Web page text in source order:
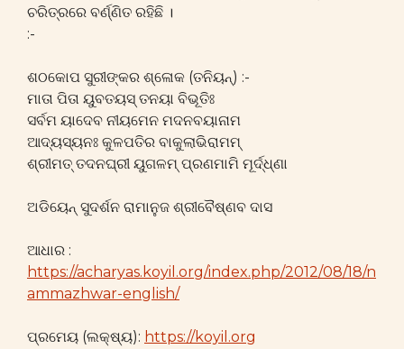
ଚରିତ୍ରରେ ବର୍ଣ୍ଣିତ ରହିଛି ।
:-
ଶଠକୋପ ସୁରୀଙ୍କର ଶ୍ଳୋକ (ତନିୟନ୍) :-
ମାତା ପିତା ୟୁବତୟସ୍ ତନୟା ବିଭୂତିଃ
ସର୍ବମ ୟାଦେବ ନୀୟମେନ ମଦନବୟାନାମ
ଆଦ୍ୟସ୍ୟନଃ କୁଳପତିର ବାକୁଲାଭିରାମମ୍
ଶ୍ରୀମତ୍ ତଦନଘ୍ରୀ ୟୁଗଳମ୍ ପ୍ରଣମାମି ମୂର୍ଦ୍ଧ୍ଣା
ଅଡିୟେନ୍ ସୁଦର୍ଶନ ରାମାନୁଜ ଶ୍ରୀବୈଷ୍ଣବ ଦାସ
ଆଧାର :
https://acharyas.koyil.org/index.php/2012/08/18/n
ammazhwar-english/
ପ୍ରମେୟ (ଲକ୍ଷ୍ୟ): https://koyil.org